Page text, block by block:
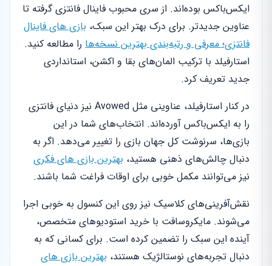
ایکس‌باکس بوده‌اند. از سری محبوب فاینال فانتزی گرفته تا
عناوین جدیدتر. برای درک بهتر این سبک، بازی های فاینال
فانتزی؛ معرفی و رتبه‌بندی بهترین نسخه‌ها را مطالعه کنید.
استارفیلد با ترکیب المان‌های بقا و اکشن، استانداردی
جدید تعریف کرد.
در کنار استارفیلد، عناوینی مثل Avowed نیز دنیای فانتزی
را به ایکس‌باکس آورده‌اند. انتخاب‌های شما در این
بازی‌ها، سرنوشت کل جهان بازی را تغییر می‌دهد. اگر به
دنبال چالش‌های ذهنی هستید، بهترین بازی های فکری
نیز می‌توانند مکمل خوبی برای اوقات فراغت شما باشند.
نقش‌آفرینی‌های کلاسیک نیز روی این کنسول به خوبی اجرا
می‌شوند. مایکروسافت با خرید استودیوهای متخصص،
آینده این سبک را تضمین کرده است. برای کسانی که به
دنبال تجربه‌های نوستالژیک هستند، بهترین بازی های